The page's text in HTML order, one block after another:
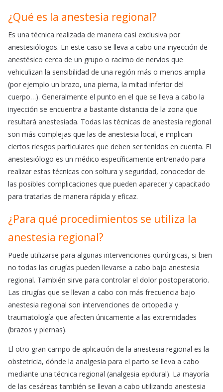
¿Qué es la anestesia regional?
Es una técnica realizada de manera casi exclusiva por
anestesiólogos. En este caso se lleva a cabo una inyección de
anestésico cerca de un grupo o racimo de nervios que
vehiculizan la sensibilidad de una región más o menos amplia
(por ejemplo un brazo, una pierna, la mitad inferior del
cuerpo…). Generalmente el punto en el que se lleva a cabo la
inyección se encuentra a bastante distancia de la zona que
resultará anestesiada. Todas las técnicas de anestesia regional
son más complejas que las de anestesia local, e implican
ciertos riesgos particulares que deben ser tenidos en cuenta. El
anestesiólogo es un médico específicamente entrenado para
realizar estas técnicas con soltura y seguridad, conocedor de
las posibles complicaciones que pueden aparecer y capacitado
para tratarlas de manera rápida y eficaz.
¿Para qué procedimientos se utiliza la
anestesia regional?
Puede utilizarse para algunas intervenciones quirúrgicas, si bien
no todas las cirugías pueden llevarse a cabo bajo anestesia
regional. También sirve para controlar el dolor postoperatorio.
Las cirugías que se llevan a cabo con más frecuencia bajo
anestesia regional son intervenciones de ortopedia y
traumatología que afecten únicamente a las extremidades
(brazos y piernas).
El otro gran campo de aplicación de la anestesia regional es la
obstetricia, dónde la analgesia para el parto se lleva a cabo
mediante una técnica regional (analgesia epidural). La mayoría
de las cesáreas también se llevan a cabo utilizando anestesia